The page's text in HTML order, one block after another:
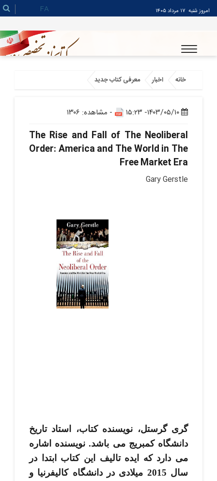
امروز شنبه ۱۷ مرداد ۱۴۰۵ FA
خانه اخبار معرفی کتاب جدید
۱۴۰۳/۰۵/۱۰- ۱۵:۲۳ - مشاهده: ۱۳۰۶
The Rise and Fall of The Neoliberal
Order: America and The World in The
Free Market Era
Gary Gerstle
گری گرستل، نویسنده کتاب، استاد تاریخ
دانشگاه کمبریج می ­باشد. نویسنده اشاره
می ­دارد که ایده تالیف این کتاب ابتدا در
سال 2015 میلادی در دانشگاه کالیفرنیا و